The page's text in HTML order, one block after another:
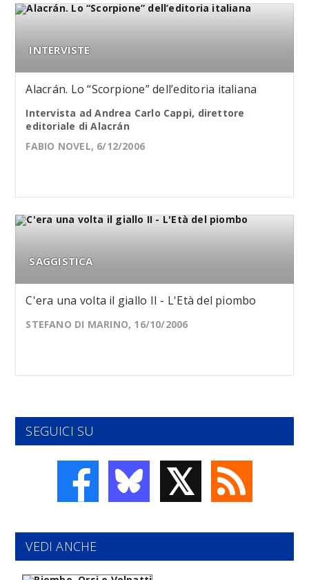
INTERVISTE
Alacrán. Lo “Scorpione” dell’editoria italiana
Intervista ad Andrea Carlo Cappi, direttore
editoriale di Alacrán
FABIO NOVEL, 6/12/2006
SAGGISTICA
C'era una volta il giallo II - L'Età del piombo
STEFANO DI MARINO, 16/10/2006
SEGUICI SU
𝕏
VEDI ANCHE